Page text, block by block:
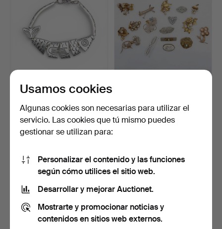
Pendientes largos y pulsera
Subastado 17 abr 2026
1 puja
35 USD
Subastado 11 nov 2025
4 pujas
Usamos cookies
Algunas cookies son necesarias para utilizar el
servicio. Las cookies que tú mismo puedes
gestionar se utilizan para:
Personalizar el contenido y las funciones
según cómo utilices el sitio web.
Desarrollar y mejorar Auctionet.
Mostrarte y promocionar noticias y
contenidos en sitios web externos.